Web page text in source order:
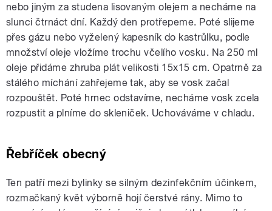
nebo jiným za studena lisovaným olejem a necháme na
slunci čtrnáct dní. Každý den protřepeme. Poté slijeme
přes gázu nebo vyželený kapesník do kastrůlku, podle
množství oleje vložíme trochu včelího vosku. Na 250 ml
oleje přidáme zhruba plát velikosti 15x15 cm. Opatrně za
stálého míchání zahřejeme tak, aby se vosk začal
rozpouštět. Poté hrnec odstavíme, necháme vosk zcela
rozpustit a plníme do skleniček. Uchováváme v chladu.
Řebříček obecný
Ten patří mezi bylinky se silným dezinfekčním účinkem,
rozmačkaný květ výborně hojí čerstvé rány. Mimo to